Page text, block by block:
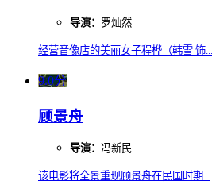
导演： 罗灿然
经营音像店的美丽女子程桦（韩雪 饰...
9.0分
顾景舟
导演： 冯新民
该电影将全景重现顾景舟在民国时期...